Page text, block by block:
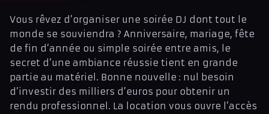
Vous rêvez d’organiser une soirée DJ dont tout le
monde se souviendra ? Anniversaire, mariage, fête
de fin d’année ou simple soirée entre amis, le
secret d’une ambiance réussie tient en grande
partie au matériel. Bonne nouvelle : nul besoin
d’investir des milliers d’euros pour obtenir un
rendu professionnel. La location vous ouvre l’accès